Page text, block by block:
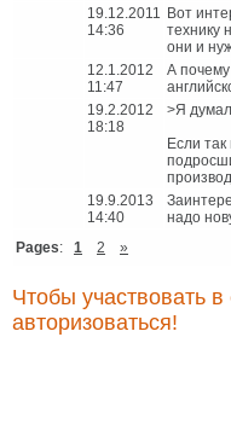
19.12.2011
14:36
Вот
технику
они и
12.1.2012
11:47
А
19.2.2012
18:18
>Я
Если
19.9.2013
14:40
надо
Pages: 1 2 »
Чтобы участвовать
авторизоваться!